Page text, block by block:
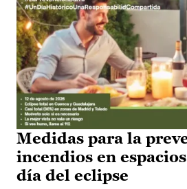
Medidas para la
incendios en
día del eclipse